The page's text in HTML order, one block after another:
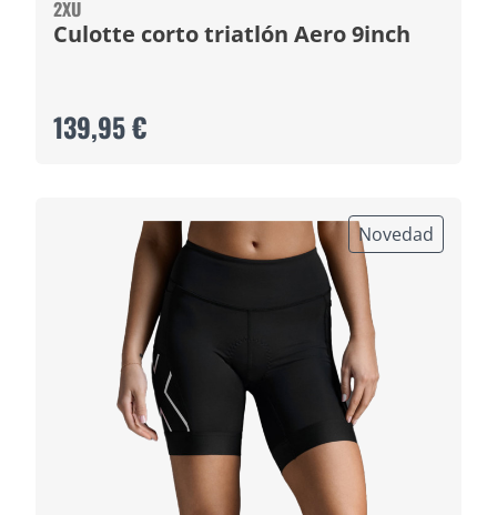
2XU
Culotte corto triatlón Aero 9inch
139,95 €
Novedad